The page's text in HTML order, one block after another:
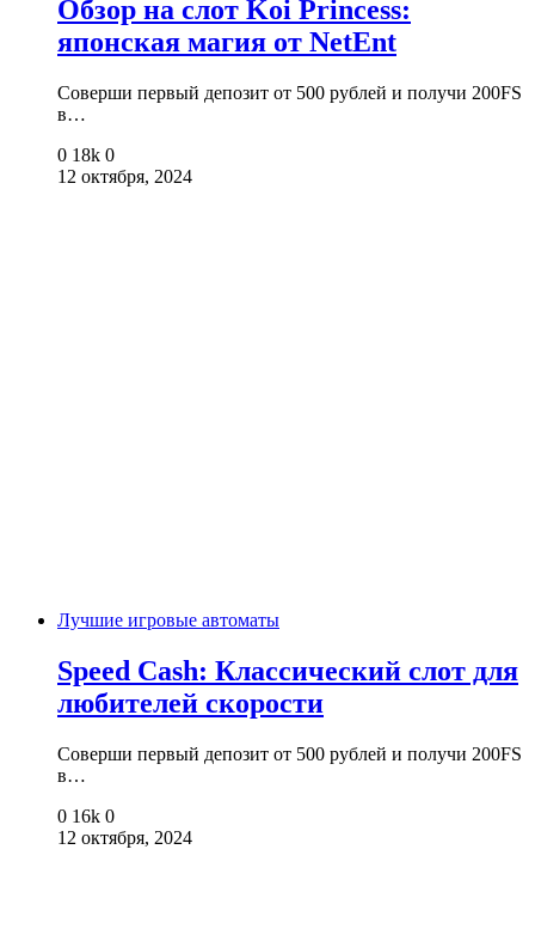
Обзор на слот Koi Princess:
японская магия от NetEnt
Соверши первый депозит от 500 рублей и получи 200FS
в…
0 18k 0
12 октября, 2024
Лучшие игровые автоматы
Speed Cash: Классический слот для
любителей скорости
Соверши первый депозит от 500 рублей и получи 200FS
в…
0 16k 0
12 октября, 2024